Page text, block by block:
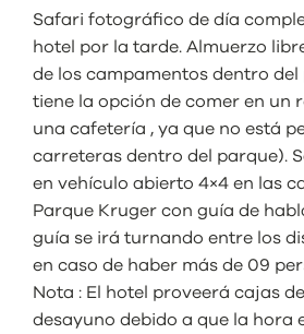
Safari fotográfico de día
hotel por la tarde. Almuerzo
de los campamentos dentro del
tiene la opción de comer en un
una cafetería , ya que no está
carreteras dentro del parque).
en vehículo abierto 4×4 en las
Parque Kruger con guía de
guía se irá turnando entre los
en caso de haber más de 09
Nota : El hotel proveerá cajas
desayuno debido a que la hora